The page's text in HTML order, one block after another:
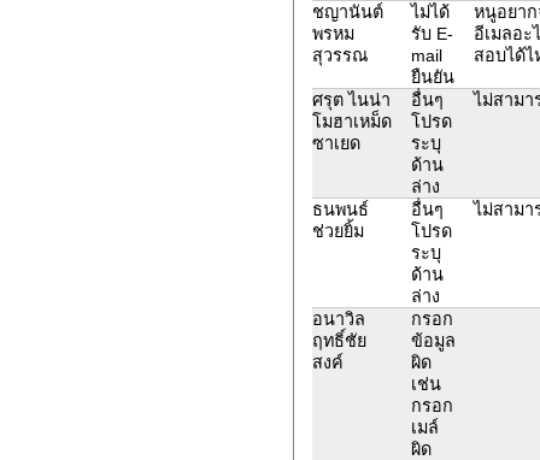
ชญานันต์
พรหม
สุวรรณ
ไม่ได้
รับ E-
mail
ยืนยัน
หนูอยา
อีเมลอ
สอบได้ไ
ศรุต ไนน่า
โมฮาเหม็ด
ซาเยด
อื่นๆ
โปรด
ระบุ
ด้าน
ล่าง
ไม่สาม
ธนพนธ์
ช่วยยิ้ม
อื่นๆ
โปรด
ระบุ
ด้าน
ล่าง
ไม่สามา
อนาวิล
ฤทธิ์ชัย
สงค์
กรอก
ข้อมูล
ผิด
เช่น
กรอก
เมล์
ผิด